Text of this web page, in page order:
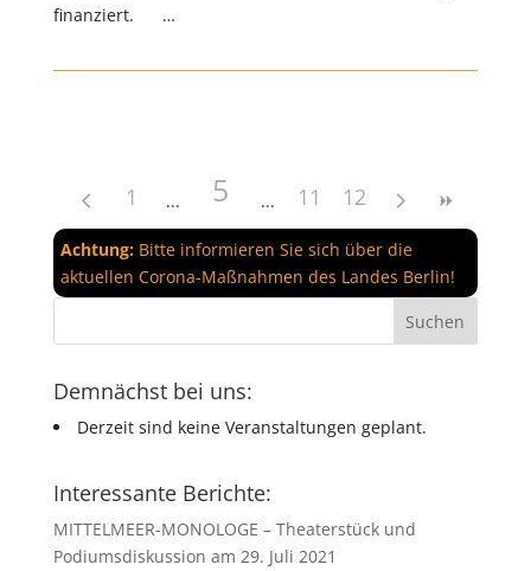
finanziert. …
1 5 11 12
Achtung:Bitte informieren Sie sich über die
aktuellen Corona-Maßnahmen des Landes Berlin!
Demnächst bei uns:
Derzeit sind keine Veranstaltungen geplant.
Interessante Berichte:
MITTELMEER-MONOLOGE – Theaterstück und
Podiumsdiskussion am 29. Juli 2021